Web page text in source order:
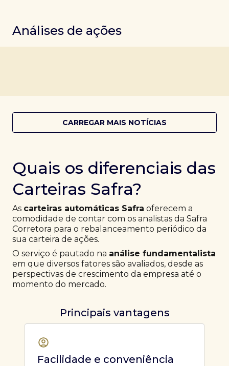
Análises de ações
CARREGAR MAIS NOTÍCIAS
Quais os diferenciais das
Carteiras Safra?
As carteiras automáticas Safra oferecem a
comodidade de contar com os analistas da Safra
Corretora para o rebalanceamento periódico da
sua carteira de ações.
O serviço é pautado na análise fundamentalista
em que diversos fatores são avaliados, desde as
perspectivas de crescimento da empresa até o
momento do mercado.
Principais vantagens
Facilidade e conveniência